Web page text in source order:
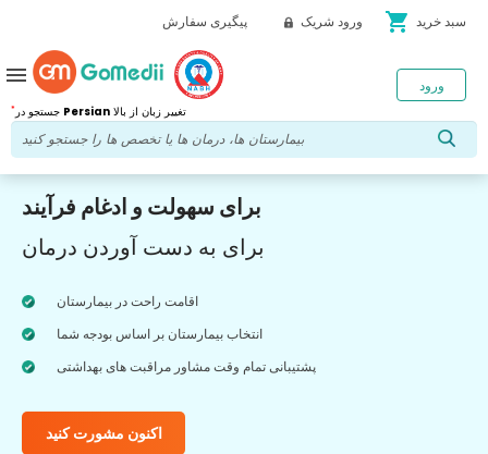
پیگیری سفارش ورود شریک shopping_cart سبد خرید
* Persian تغییر زبان از بالا
ورود menu
برای سهولت و ادغام فرآیند
برای به دست آوردن درمان
اقامت راحت در بیمارستان
انتخاب بیمارستان بر اساس بودجه شما
پشتیبانی تمام وقت مشاور مراقبت های بهداشتی
اکنون مشورت کنید